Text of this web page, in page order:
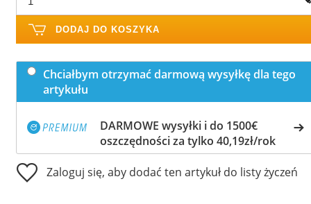
DODAJ DO KOSZYKA
Chciałbym otrzymać darmową wysyłkę dla tego
artykułu
DARMOWE wysyłki i do 1500€
oszczędności za tylko 40,19zł/rok
Zaloguj się, aby dodać ten artykuł do listy życzeń